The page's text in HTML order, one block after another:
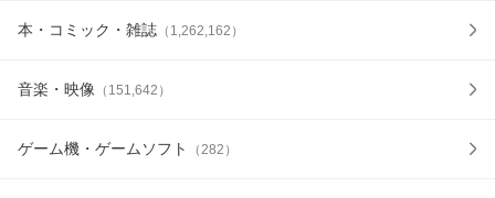
本・コミック・雑誌 （ 1,262,162 ）
音楽・映像 （ 151,642 ）
ゲーム機・ゲームソフト （282 ）